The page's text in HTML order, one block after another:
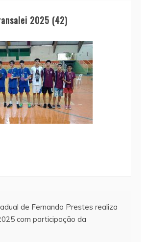
2025 (42)
de Fernando Prestes realiza
com participação da